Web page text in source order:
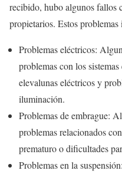
recibido, hubo algunos fallos
propietarios. Estos problemas
Problemas eléctricos:
problemas con los
elevalunas eléctricos y
iluminación.
Problemas de embrague:
problemas relacionados
prematuro o dificultades
Problemas en la